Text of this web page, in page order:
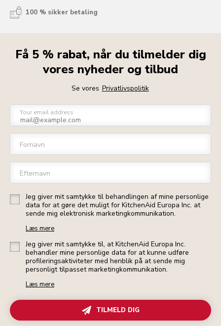
100 % sikker betaling
Få 5 % rabat, når du tilmelder dig
vores nyheder og tilbud
Se vores Privatlivspolitik
Your email address
Fornavn
Efternavn
Jeg giver mit samtykke til behandlingen af mine personlige
data for at gøre det muligt for KitchenAid Europa Inc. at
sende mig elektronisk marketingkommunikation.
Læs mere
Jeg giver mit samtykke til, at KitchenAid Europa Inc.
behandler mine personlige data for at kunne udføre
profileringsaktiviteter med henblik på at sende mig
personligt tilpasset marketingkommunikation.
Læs mere
TILMELD DIG